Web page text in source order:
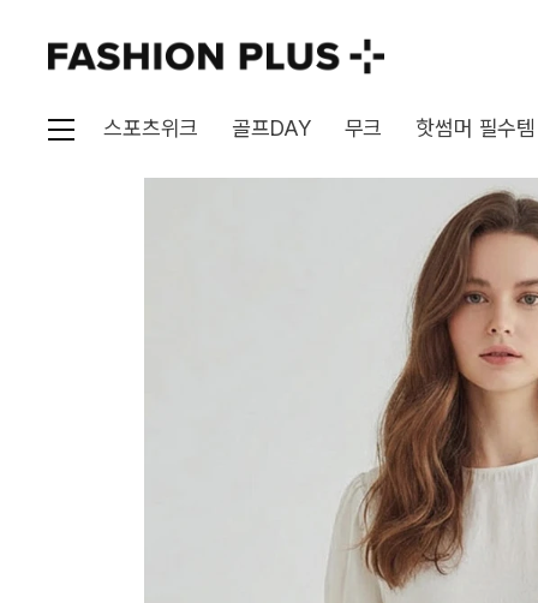
스포츠위크 골프DAY 무크 핫썸머 필수템